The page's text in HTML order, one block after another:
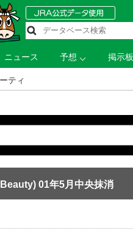
ニュース 予想 掲示板
ティ
01年5月中央抹消